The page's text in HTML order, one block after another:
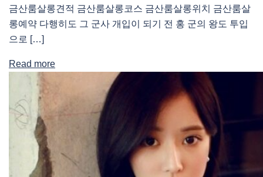
금산룸살롱견적 금산룸살롱코스 금산룸살롱위치 금산룸살
롱예약 다행히도 그 군사 개입이 되기 전 홍 군의 왕도 투입
으로 […]
Read more